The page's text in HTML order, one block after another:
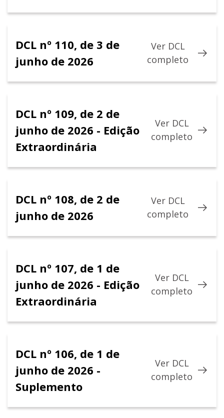
DCL nº 110, de 3 de
junho de 2026
Ver DCL
completo
DCL nº 109, de 2 de
junho de 2026 - Edição
Extraordinária
Ver DCL
completo
DCL nº 108, de 2 de
junho de 2026
Ver DCL
completo
DCL nº 107, de 1 de
junho de 2026 - Edição
Extraordinária
Ver DCL
completo
DCL nº 106, de 1 de
junho de 2026 -
Suplemento
Ver DCL
completo